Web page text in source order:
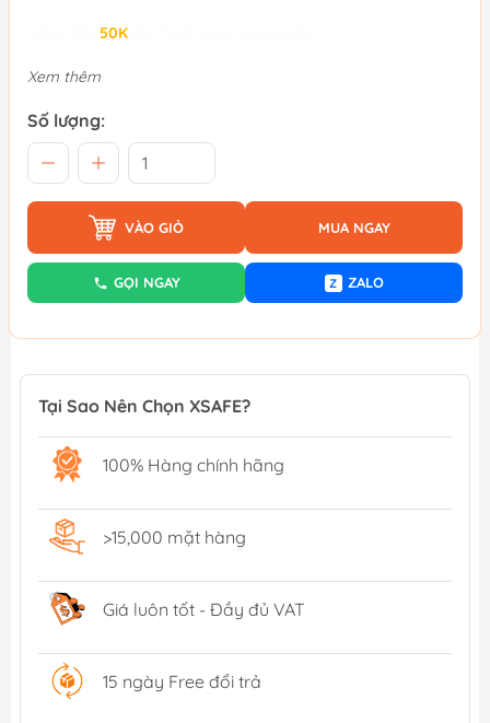
50K
Xem thêm
Số lượng:
VÀO GIỎ MUA NGAY
GỌI NGAY Z ZALO
Tại Sao Nên Chọn XSAFE?
100% Hàng chính hãng
>15,000 mặt hàng
Giá luôn tốt - Đầy đủ VAT
15 ngày Free đổi trả